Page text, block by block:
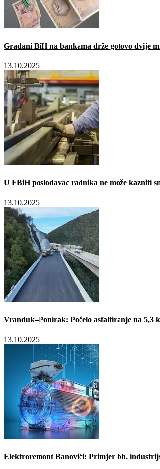
Građani BiH na bankama drže gotovo dvije
13.10.2025
U FBiH poslodavac radnika ne može kazniti
13.10.2025
Vranduk–Ponirak: Počelo asfaltiranje na 5,3
13.10.2025
Elektroremont Banovići: Primjer bh.